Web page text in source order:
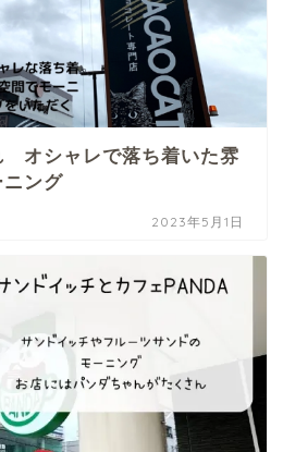
オシャレで落ち着いた雰
ニング
2023年5月1日